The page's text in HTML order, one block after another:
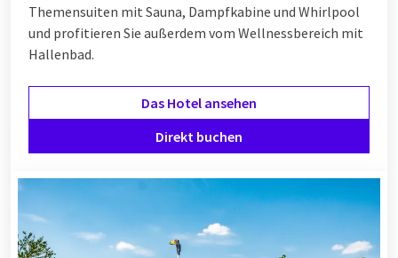
Themensuiten mit Sauna, Dampfkabine und Whirlpool
und profitieren Sie außerdem vom Wellnessbereich mit
Hallenbad.
Das Hotel ansehen
Direkt buchen